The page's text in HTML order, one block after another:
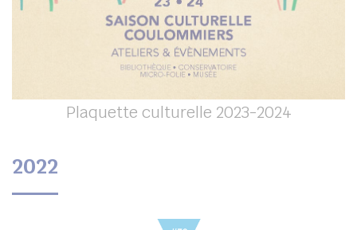
Plaquette culturelle 2023-2024
2022